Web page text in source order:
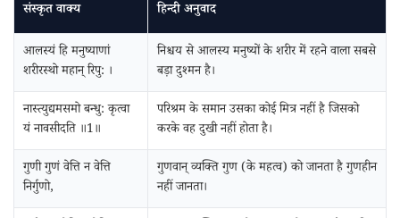
संस्कृत वाक्य हिन्दी अनुवाद
आलस्यं हि मनुष्याणां
शरीरस्थो महान्‌ रिपु: ।
निश्चय से आलस्य मनुष्यों के शरीर में रहने वाला सबसे
बड़ा दुश्मन है।
नास्त्युद्यमसमो बन्धु: कृत्वा
यं नावसीदति ॥1॥
परिश्रम के समान उसका कोई मित्र नहीं है जिसको
करके वह दुखी नहीं होता है।
गुणी गुणं वेत्ति न वेत्ति
निर्गुणो,
गुणवान् व्यक्ति गुण (के महत्व) को जानता है गुणहीन
नहीं जानता।